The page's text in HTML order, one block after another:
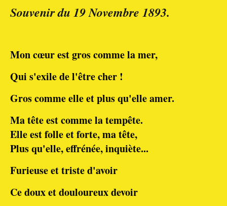
Souvenir du 19 Novembre 1893.
Mon cœur est gros comme la mer,
Qui s'exile de l'être cher !
Gros comme elle et plus qu'elle amer.
Ma tête est comme la tempête.
Elle est folle et forte, ma tête,
Plus qu'elle, effrénée, inquiète...
Furieuse et triste d'avoir
Ce doux et douloureux devoir